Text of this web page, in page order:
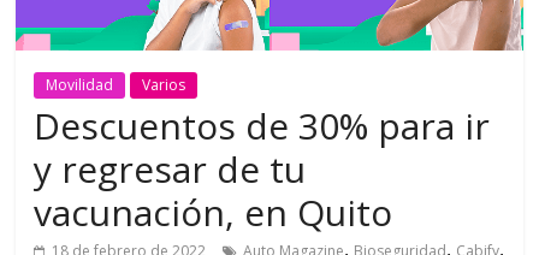
Movilidad Varios
Descuentos de 30% para ir
y regresar de tu
vacunación, en Quito
, , ,